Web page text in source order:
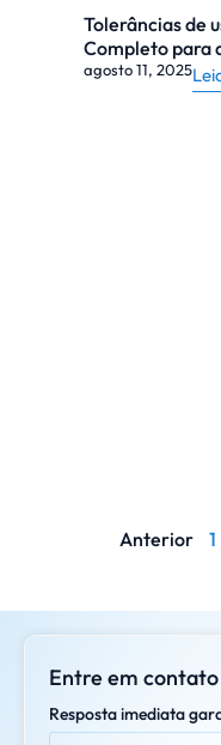
Tolerâncias de
Completo para
agosto 11, 2025
Anterior 1
Entre em
Resposta imediata